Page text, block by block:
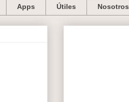
Apps Útiles Nosotros